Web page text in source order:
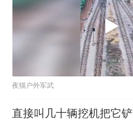
夜猫户外军武
直接叫几十辆挖机把它铲